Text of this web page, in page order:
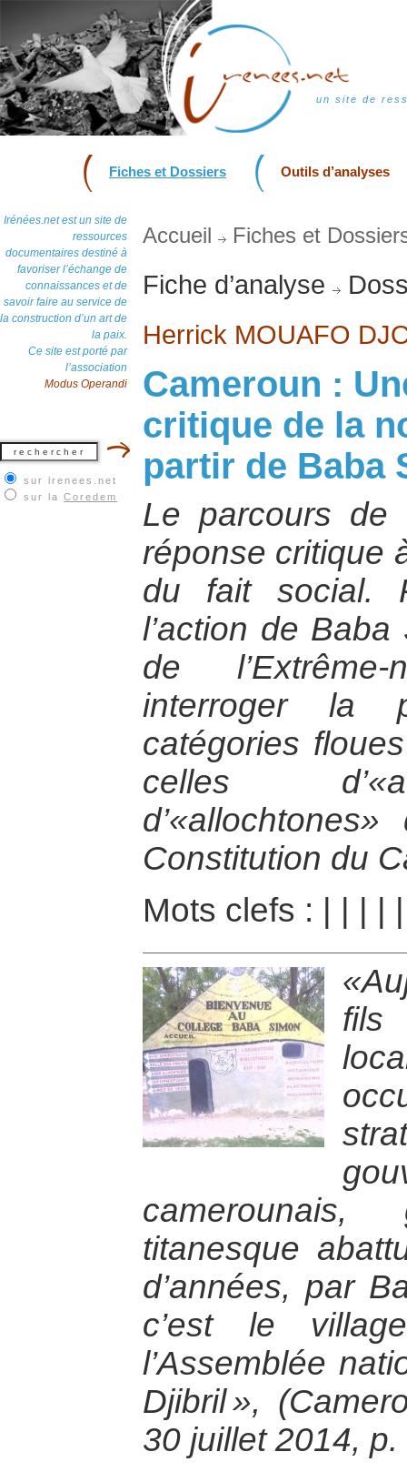
un site de
Fiches et Dossiers Outils d’analyses
Irénées.net est un site de
ressources
documentaires destiné à
favoriser l’échange de
connaissances et de
savoir faire au service de
la construction d’un art de
la paix.
Ce site est porté par
l’association
Modus Operandi
sur irenees.net
sur la Coredem
Accueil Fiches et
Fiche d’analyse
Herrick MOUAFO
Cameroun :
critique de la
partir de Baba
Le parcours de
réponse critique
du fait social.
l’action de
de
interroger la
catégories
celles
Constitution du
Mots clefs :
titanesque
d’années, par
c’est le
l’Assemblée
Djibril »,
30 juillet 2014, p.